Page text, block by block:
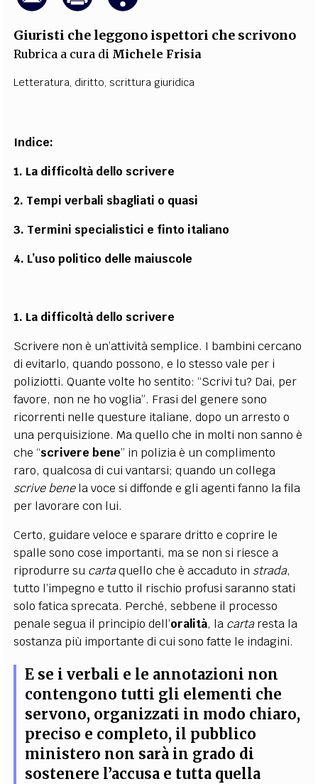
Giuristi che leggono ispettori che scrivono
Rubrica a cura di Michele Frisia
Letteratura, diritto,scrittura giuridica
Indice:
1. La difficoltà dello scrivere
2. Tempi verbali sbagliati o quasi
3. Termini specialistici e finto italiano
4. L’uso politico delle maiuscole
1. La difficoltà dello scrivere
Scrivere non è un’attività semplice. I bambini cercano
di evitarlo, quando possono, e lo stesso vale per i
poliziotti. Quante volte ho sentito: “Scrivi tu? Dai, per
favore, non ne ho voglia”. Frasi del genere sono
ricorrenti nelle questure italiane, dopo un arresto o
una perquisizione. Ma quello che in molti non sanno è
che “scrivere bene” in polizia è un complimento
raro, qualcosa di cui vantarsi; quando un collega
scrive benela voce si diffonde e gli agenti fanno la fila
per lavorare con lui.
Certo, guidare veloce e sparare dritto e coprire le
spalle sono cose importanti, ma se non si riesce a
riprodurre su cartaquello che è accaduto in strada,
tutto l’impegno e tutto il rischio profusi saranno stati
solo fatica sprecata. Perché, sebbene il processo
penale segua il principio dell’oralità, la cartaresta la
sostanza più importante di cui sono fatte le indagini.
E se i verbali e le annotazioni non
contengono tutti gli elementi che
servono, organizzati in modo chiaro,
preciso e completo, il pubblico
ministero non sarà in grado di
sostenere l’accusa e tutta quella